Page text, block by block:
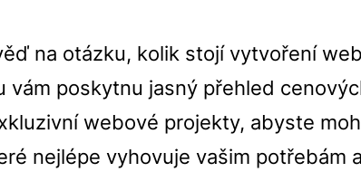
na otázku, kolik stojí vytvoření
vám poskytnu jasný přehled
webové projekty, abyste
nejlépe vyhovuje vašim potřebám